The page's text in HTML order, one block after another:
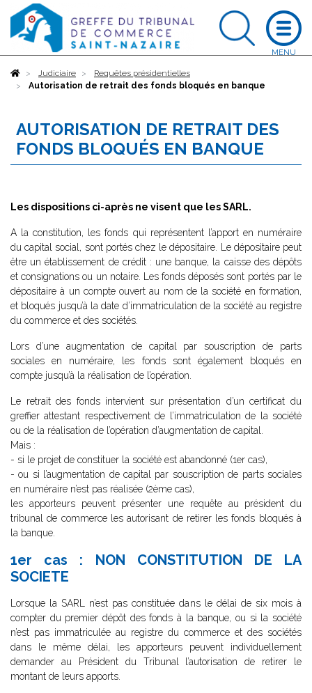
AccueilJudiciaire
Requêtes présidentielles
Autorisation de retrait des fonds bloqués en banque
AUTORISATION DE RETRAIT DES
FONDS BLOQUÉS EN BANQUE
Les dispositions ci-après ne visent que les SARL.
A la constitution, les fonds qui représentent l’apport en numéraire
du capital social, sont portés chez le dépositaire. Le dépositaire peut
être un établissement de crédit : une banque, la caisse des dépôts
et consignations ou un notaire. Les fonds déposés sont portés par le
dépositaire à un compte ouvert au nom de la société en formation,
et bloqués jusqu’à la date d’immatriculation de la société au registre
du commerce et des sociétés.
Lors d’une augmentation de capital par souscription de parts
sociales en numéraire, les fonds sont également bloqués en
compte jusqu’à la réalisation de l’opération.
Le retrait des fonds intervient sur présentation d’un certificat du
greffier attestant respectivement de l’immatriculation de la société
ou de la réalisation de l’opération d’augmentation de capital.
Mais :
- si le projet de constituer la société est abandonné (1er cas),
- ou si l’augmentation de capital par souscription de parts sociales
en numéraire n’est pas réalisée (2ème cas),
les apporteurs peuvent présenter une requête au président du
tribunal de commerce les autorisant de retirer les fonds bloqués à
la banque.
1er cas : NON CONSTITUTION DE LA
SOCIETE
Lorsque la SARL n’est pas constituée dans le délai de six mois à
compter du premier dépôt des fonds à la banque, ou si la société
n’est pas immatriculée au registre du commerce et des sociétés
dans le même délai, les apporteurs peuvent individuellement
demander au Président du Tribunal l’autorisation de retirer le
montant de leurs apports.